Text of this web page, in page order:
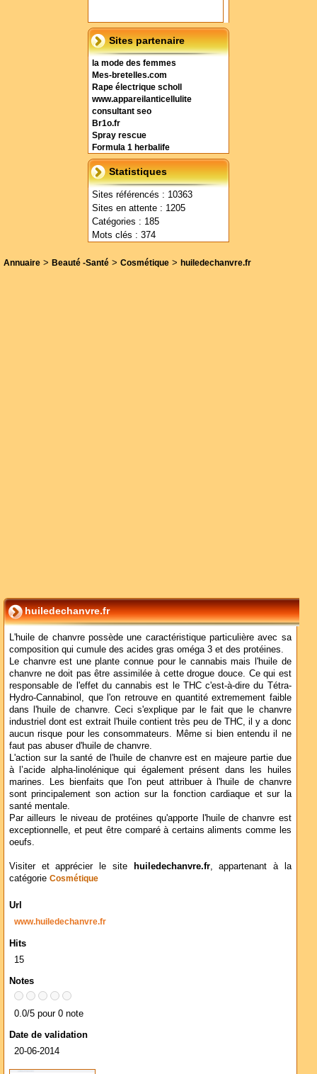
Sites partenaire
la mode des femmes
Mes-bretelles.com
Rape électrique scholl
www.appareilanticellulite
consultant seo
Br1o.fr
Spray rescue
Formula 1 herbalife
Statistiques
Sites référencés : 10363
Sites en attente : 1205
Catégories : 185
Mots clés : 374
Annuaire > Beauté -Santé > Cosmétique > huiledechanvre.fr
huiledechanvre.fr
L'huile de chanvre possède une caractéristique particulière avec sa
composition qui cumule des acides gras oméga 3 et des protéines.
Le chanvre est une plante connue pour le cannabis mais l'huile de
chanvre ne doit pas être assimilée à cette drogue douce. Ce qui est
responsable de l'effet du cannabis est le THC c'est-à-dire du Tétra-
Hydro-Cannabinol, que l'on retrouve en quantité extremement faible
dans l'huile de chanvre. Ceci s'explique par le fait que le chanvre
industriel dont est extrait l'huile contient très peu de THC, il y a donc
aucun risque pour les consommateurs. Même si bien entendu il ne
faut pas abuser d'huile de chanvre.
L'action sur la santé de l'huile de chanvre est en majeure partie due
à l’acide alpha-linolénique qui également présent dans les huiles
marines. Les bienfaits que l'on peut attribuer à l'huile de chanvre
sont principalement son action sur la fonction cardiaque et sur la
santé mentale.
Par ailleurs le niveau de protéines qu'apporte l'huile de chanvre est
exceptionnelle, et peut être comparé à certains aliments comme les
oeufs.
Visiter et apprécier le site huiledechanvre.fr, appartenant à la
catégorie Cosmétique
Url
www.huiledechanvre.fr
Hits
15
Notes
0.0/5 pour 0 note
Date de validation
20-06-2014